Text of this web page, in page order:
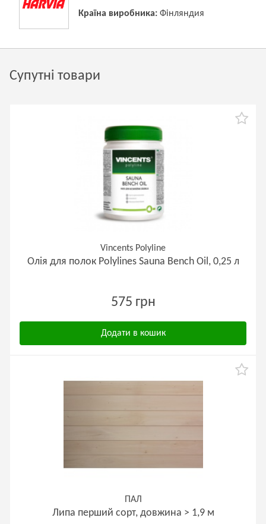
Країна виробника: Фінляндия
Супутні товари
Vincents Polyline
Олія для полок Polylines Sauna Bench Oil, 0,25 л
575 грн
Додати в кошик
ПАЛ
Липа перший сорт, довжина > 1,9 м